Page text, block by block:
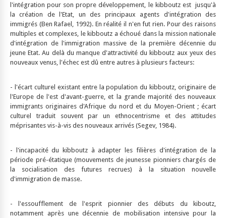
l'intégration pour son propre développement, le kibboutz est jusqu'à
la création de l'Etat, un des principaux agents d'intégration des
immigrés (Ben Rafael, 1992). En réalité il n'en fut rien. Pour des raisons
multiples et complexes, le kibboutz a échoué dans la mission nationale
d'intégration de l'immigration massive de la première décennie du
jeune Etat. Au delà du manque d'attractivité du kibboutz aux yeux des
nouveaux venus, l'échec est dû entre autres à plusieurs facteurs:
- l'écart culturel existant entre la population du kibboutz, originaire de
l'Europe de l'est d'avant-guerre, et la grande majorité des nouveaux
immigrants originaires d'Afrique du nord et du Moyen-Orient ; écart
culturel traduit souvent par un ethnocentrisme et des attitudes
méprisantes vis-à-vis des nouveaux arrivés (Segev, 1984).
- l'incapacité du kibboutz à adapter les filières d'intégration de la
période pré-étatique (mouvements de jeunesse pionniers chargés de
la socialisation des futures recrues) à la situation nouvelle
d'immigration de masse.
- l'essoufflement de l'esprit pionnier des débuts du kiboutz,
notamment après une décennie de mobilisation intensive pour la